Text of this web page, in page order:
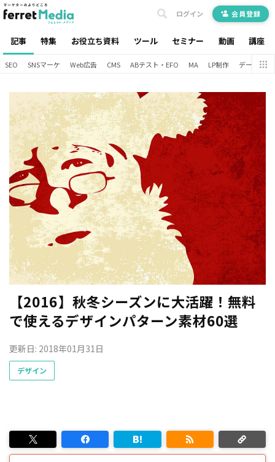
記事 特集 お役立ち資料 ツール セミナー 動画 講座
ログイン 会員登録
SEO SNSマーケ Web広告 CMS ABテスト・EFO MA LP制作 データ分析
【2016】秋冬シーズンに大活躍！無料
で使えるデザインパターン素材60選
更新日: 2018年01月31日
デザイン